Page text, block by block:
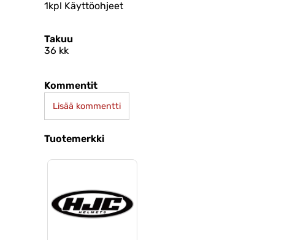
1kpl Käyttöohjeet
Takuu
36 kk
Kommentit
Lisää kommentti
Tuotemerkki